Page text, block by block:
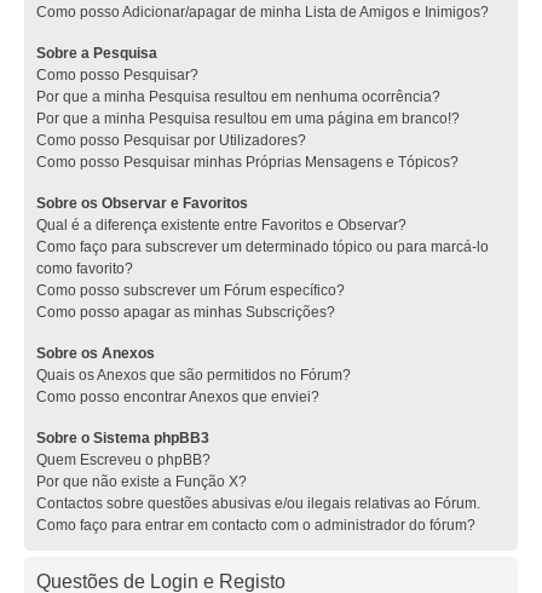
Como posso Adicionar/apagar de minha Lista de Amigos e Inimigos?
Sobre a Pesquisa
Como posso Pesquisar?
Por que a minha Pesquisa resultou em nenhuma ocorrência?
Por que a minha Pesquisa resultou em uma página em branco!?
Como posso Pesquisar por Utilizadores?
Como posso Pesquisar minhas Próprias Mensagens e Tópicos?
Sobre os Observar e Favoritos
Qual é a diferença existente entre Favoritos e Observar?
Como faço para subscrever um determinado tópico ou para marcá-lo
como favorito?
Como posso subscrever um Fórum específico?
Como posso apagar as minhas Subscrições?
Sobre os Anexos
Quais os Anexos que são permitidos no Fórum?
Como posso encontrar Anexos que enviei?
Sobre o Sistema phpBB3
Quem Escreveu o phpBB?
Por que não existe a Função X?
Contactos sobre questões abusivas e/ou ilegais relativas ao Fórum.
Como faço para entrar em contacto com o administrador do fórum?
Questões de Login e Registo